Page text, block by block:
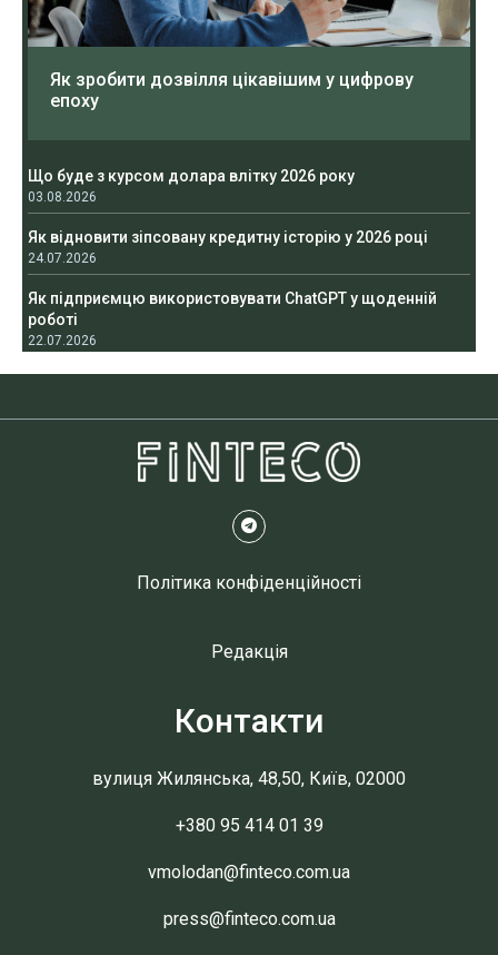
Як зробити дозвілля цікавішим у цифрову
епоху
Що буде з курсом долара влітку 2026 року
03.08.2026
Як відновити зіпсовану кредитну історію у 2026 році
24.07.2026
Як підприємцю використовувати ChatGPT у щоденній
роботі
22.07.2026
Політика конфіденційності
Редакція
Контакти
вулиця Жилянська, 48,50, Київ, 02000
+380 95 414 01 39
vmolodan@finteco.com.ua
press@finteco.com.ua